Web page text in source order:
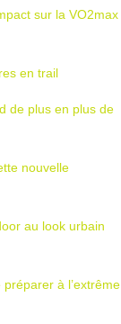
sur la VO2max
en trail
de plus en plus de
nouvelle
au look urbain
à l’extrême